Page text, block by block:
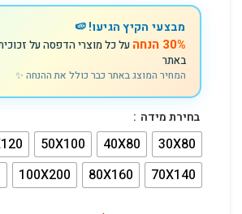
מבצעי הקיץ הגיעו! 🍉
30% הנחה
על כל מוצרי הדפסה על
באתר
המחיר המוצג באתר כבר כולל את ההנחה ✨
בחירת מידה
30X80
40X80
50X100
70X140
80X160
100X200